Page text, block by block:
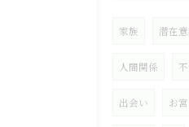
家族 潜在
人間関係
出会い お宮